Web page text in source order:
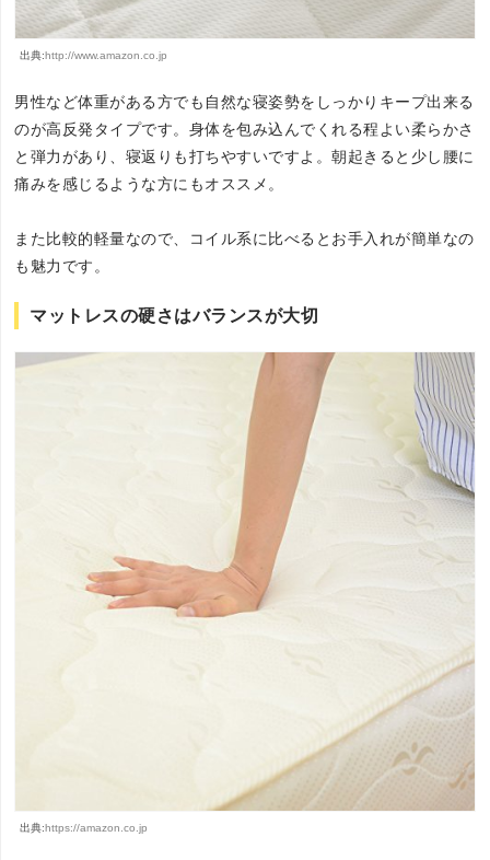
出典:http://www.amazon.co.jp
男性など体重がある方でも自然な寝姿勢をしっかりキープ出来る
のが高反発タイプです。身体を包み込んでくれる程よい柔らかさ
と弾力があり、寝返りも打ちやすいですよ。朝起きると少し腰に
痛みを感じるような方にもオススメ。
また比較的軽量なので、コイル系に比べるとお手入れが簡単なの
も魅力です。
マットレスの硬さはバランスが大切
出典:https://amazon.co.jp